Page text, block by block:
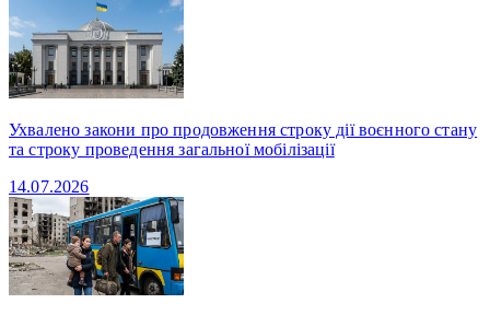
Ухвалено закони про продовження строку дії воєнного стану
та строку проведення загальної мобілізації
14.07.2026